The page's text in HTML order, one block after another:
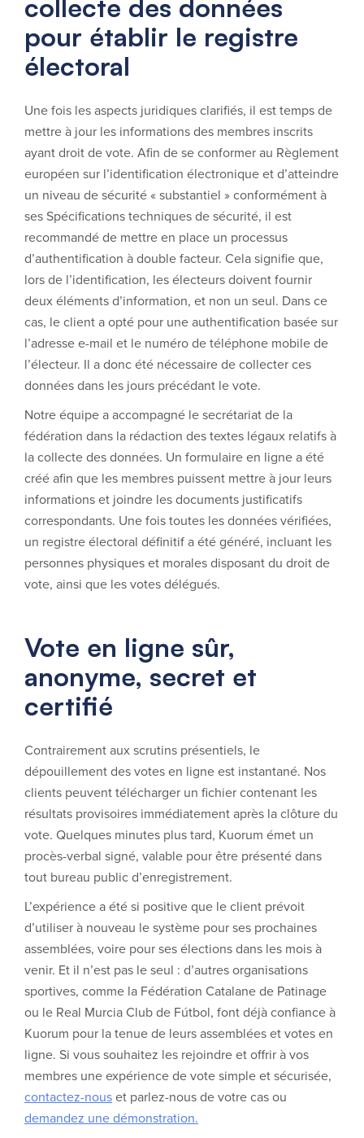
collecte des données
pour établir le registre
électoral
Une fois les aspects juridiques clarifiés, il est temps de
mettre à jour les informations des membres inscrits
ayant droit de vote. Afin de se conformer au Règlement
européen sur l’identification électronique et d’atteindre
un niveau de sécurité « substantiel » conformément à
ses Spécifications techniques de sécurité, il est
recommandé de mettre en place un processus
d’authentification à double facteur. Cela signifie que,
lors de l’identification, les électeurs doivent fournir
deux éléments d’information, et non un seul. Dans ce
cas, le client a opté pour une authentification basée sur
l’adresse e-mail et le numéro de téléphone mobile de
l’électeur. Il a donc été nécessaire de collecter ces
données dans les jours précédant le vote.
Notre équipe a accompagné le secrétariat de la
fédération dans la rédaction des textes légaux relatifs à
la collecte des données. Un formulaire en ligne a été
créé afin que les membres puissent mettre à jour leurs
informations et joindre les documents justificatifs
correspondants. Une fois toutes les données vérifiées,
un registre électoral définitif a été généré, incluant les
personnes physiques et morales disposant du droit de
vote, ainsi que les votes délégués.
Vote en ligne sûr,
anonyme, secret et
certifié
Contrairement aux scrutins présentiels, le
dépouillement des votes en ligne est instantané. Nos
clients peuvent télécharger un fichier contenant les
résultats provisoires immédiatement après la clôture du
vote. Quelques minutes plus tard, Kuorum émet un
procès-verbal signé, valable pour être présenté dans
tout bureau public d’enregistrement.
L’expérience a été si positive que le client prévoit
d’utiliser à nouveau le système pour ses prochaines
assemblées, voire pour ses élections dans les mois à
venir. Et il n’est pas le seul : d’autres organisations
sportives, comme la Fédération Catalane de Patinage
ou le Real Murcia Club de Fútbol, font déjà confiance à
Kuorum pour la tenue de leurs assemblées et votes en
ligne. Si vous souhaitez les rejoindre et offrir à vos
membres une expérience de vote simple et sécurisée,
contactez-nouset parlez-nous de votre cas ou
demandez une démonstration.